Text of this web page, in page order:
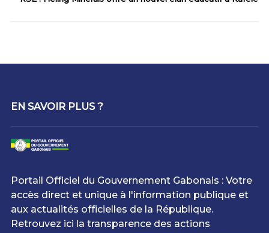
EN SAVOIR PLUS ?
Portail Officiel du Gouvernement Gabonais : Votre
accès direct et unique à l'information publique et
aux actualités officielles de la République.
Retrouvez ici la transparence des actions